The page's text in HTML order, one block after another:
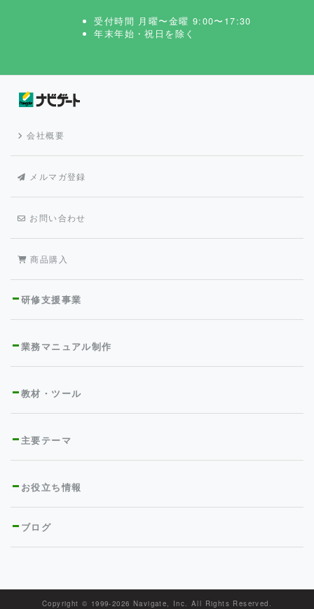
受付時間 月曜〜金曜 9:00〜17:30
年末年始・祝日を除く
会社概要
メルマガ登録
お問い合わせ
商品購入
研修支援事業
業務マニュアル制作
教材・ツール
主要テーマ
お役立ち情報
ブログ
Copyright © 1999-2026 Navigate, Inc. All Rights Reserved.